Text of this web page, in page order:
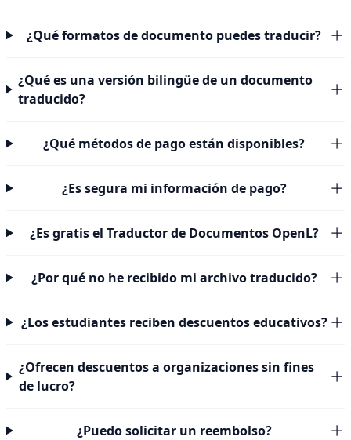
¿Qué formatos de documento puedes traducir?
¿Qué es una versión bilingüe de un documento
traducido?
¿Qué métodos de pago están disponibles?
¿Es segura mi información de pago?
¿Es gratis el Traductor de Documentos OpenL?
¿Por qué no he recibido mi archivo traducido?
¿Los estudiantes reciben descuentos educativos?
¿Ofrecen descuentos a organizaciones sin fines
de lucro?
¿Puedo solicitar un reembolso?